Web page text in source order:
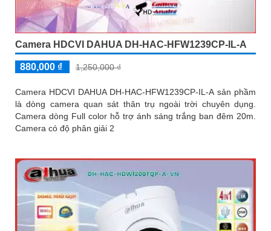
Camera HDCVI DAHUA DH-HAC-HFW1239CP-IL-A
880,000 ₫ 1,250,000 ₫
Camera HDCVI DAHUA DH-HAC-HFW1239CP-IL-A sản phầm
là dòng camera quan sát thân trụ ngoài trời chuyên dụng.
Camera dòng Full color hỗ trợ ánh sáng trắng ban đêm 20m.
Camera có độ phân giải 2